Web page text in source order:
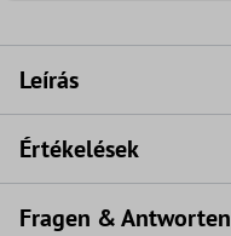
Leírás
Értékelések
Fragen & Antworten